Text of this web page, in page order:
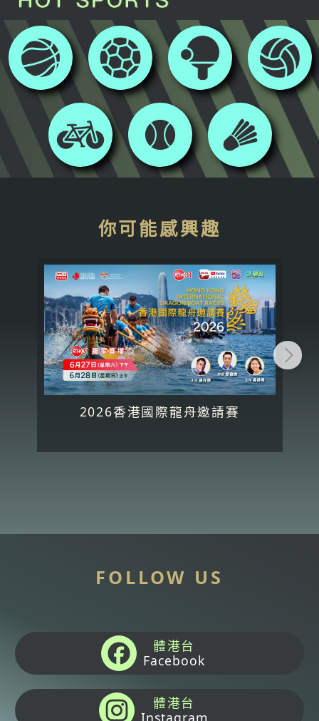
你可能感興趣
2026香港國際龍舟邀請賽
FOLLOW US
體港台
Facebook
體港台
Instagram